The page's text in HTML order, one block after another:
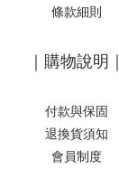
條款細則
｜購物說明｜
付款與保固
退換貨須知
會員制度